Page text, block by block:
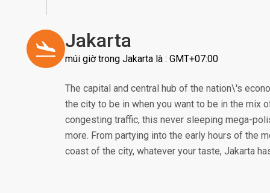
Jakarta
múi giờ trong Jakarta là : GMT+07:00
The capital and central hub of the nation\'s
the city to be in when you want to be in the mix
congesting traffic, this never sleeping mega-
more. From partying into the early hours of the
coast of the city, whatever your taste, Jakarta